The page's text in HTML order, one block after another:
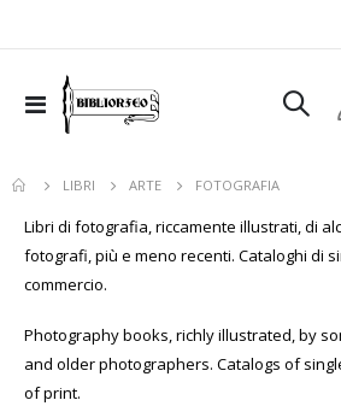
Toggle
Nav
LIBRI ARTE FOTOGRAFIA
Libri di fotografia, riccamente illustrati, di
fotografi, più e meno recenti. Cataloghi di
commercio.
Photography books, richly illustrated, by
and older photographers. Catalogs of
of print.